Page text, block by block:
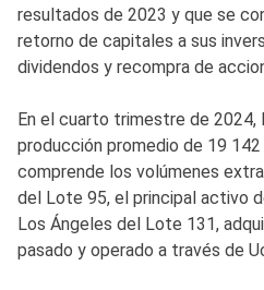
resultados de 2023 y que se
retorno de capitales a sus
dividendos y recompra de
En el cuarto trimestre de 2024,
producción promedio de 19
comprende los volúmenes
del Lote 95, el principal activo
Los Ángeles del Lote 131,
pasado y operado a través de